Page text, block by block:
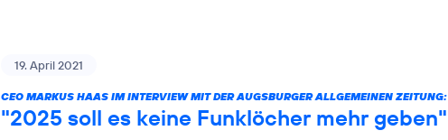
19. April 2021
CEO MARKUS HAAS IM INTERVIEW MIT DER AUGSBURGER ALLGEMEINEN ZEITUNG:
"2025 soll es keine Funklöcher mehr geben"